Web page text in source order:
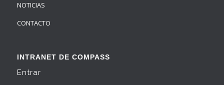
NOTICIAS
CONTACTO
INTRANET DE COMPASS
Entrar